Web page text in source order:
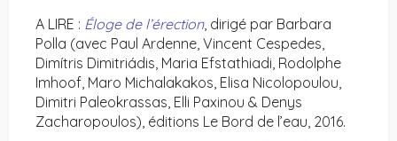
A LIRE : Éloge de l’érection, dirigé par Barbara
Polla (avec Paul Ardenne, Vincent Cespedes,
Dimítris Dimitriádis, Maria Efstathiadi, Rodolphe
Imhoof, Maro Michalakakos, Elisa Nicolopoulou,
Dimitri Paleokrassas, Elli Paxinou & Denys
Zacharopoulos), éditions Le Bord de l’eau, 2016.